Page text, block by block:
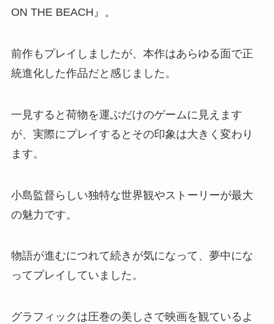
ON THE BEACH』。
前作もプレイしましたが、本作はあらゆる面で正
統進化した作品だと感じました。
一見すると荷物を運ぶだけのゲームに見えます
が、実際にプレイするとその印象は大きく変わり
ます。
小島監督らしい独特な世界観やストーリーが最大
の魅力です。
物語が進むにつれて続きが気になって、夢中にな
ってプレイしていました。
グラフィックは圧巻の美しさで映画を観ているよ